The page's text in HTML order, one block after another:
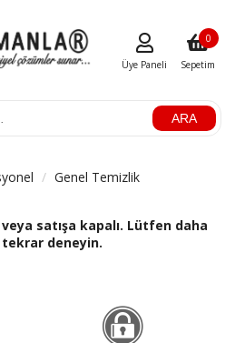
ARA
Üye Paneli Sepetim
0
Genel Temizlik
satışa kapalı. Lütfen daha
deneyin.